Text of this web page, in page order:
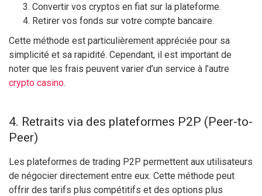
Convertir vos cryptos en fiat sur la plateforme.
Retirer vos fonds sur votre compte bancaire.
Cette méthode est particulièrement appréciée pour sa
simplicité et sa rapidité. Cependant, il est important de
noter que les frais peuvent varier d’un service à l’autre
crypto casino.
4. Retraits via des plateformes P2P (Peer-to-
Peer)
Les plateformes de trading P2P permettent aux utilisateurs
de négocier directement entre eux. Cette méthode peut
offrir des tarifs plus compétitifs et des options plus